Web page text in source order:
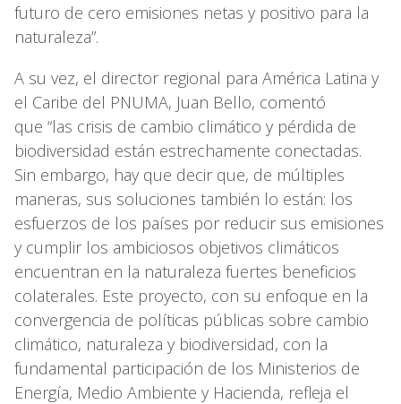
futuro de cero emisiones netas y positivo para la
naturaleza”.
A su vez, el director regional para América Latina y
el Caribe del PNUMA, Juan Bello, comentó
que “las crisis de cambio climático y pérdida de
biodiversidad están estrechamente conectadas.
Sin embargo, hay que decir que, de múltiples
maneras, sus soluciones también lo están: los
esfuerzos de los países por reducir sus emisiones
y cumplir los ambiciosos objetivos climáticos
encuentran en la naturaleza fuertes beneficios
colaterales. Este proyecto, con su enfoque en la
convergencia de políticas públicas sobre cambio
climático, naturaleza y biodiversidad, con la
fundamental participación de los Ministerios de
Energía, Medio Ambiente y Hacienda, refleja el